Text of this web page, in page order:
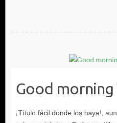
Good morning